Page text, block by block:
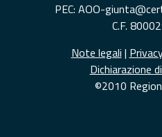
PEC: AOO-
C.F.
Note legali |
Dichiarazione
©2010